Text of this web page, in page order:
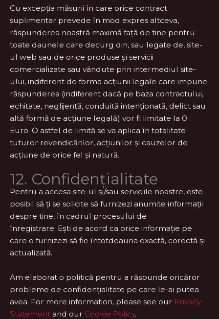
Cu excepția măsurii în care orice contract
suplimentar prevede în mod expres altceva,
răspunderea noastră maximă față de tine pentru
toate daunele care decurg din, sau legate de, site-
ul web sau de orice produse și servicii
comercializate sau vândute prin intermediul site-
ului, indiferent de forma acțiunii legale care impune
răspunderea (indiferent dacă pe baza contractului,
echitate, neglijență, conduită intenționată, delict sau
altă formă de acțiune legală) vor fi limitate la 0
Euro. O astfel de limită se va aplica în totalitate
tuturor revendicărilor, acțiunilor și cauzelor de
acțiune de orice fel și natură.
12. Confidențialitate
Pentru a accesa site-ul și/sau serviciile noastre, este
posibil să ți se solicite să furnizezi anumite informații
despre tine, în cadrul procesului de
înregistrare. Ești de acord ca orice informație pe
care o furnizezi să fie întotdeauna exactă, corectă și
actualizată.
Am elaborat o politică pentru a răspunde oricăror
probleme de confidențialitate pe care le-ai putea
avea. For more information, please see our Privacy
Statement and our Cookie Policy.